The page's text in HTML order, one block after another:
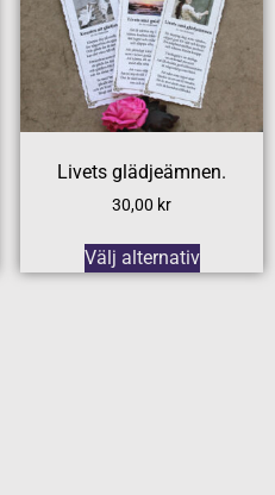
Livets glädjeämnen.
30,00 kr
Välj alternativ